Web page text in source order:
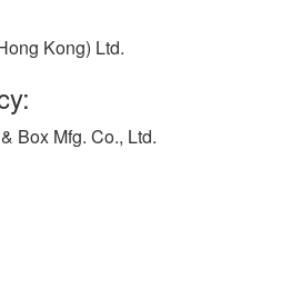
Kong) Ltd.
Box Mfg. Co., Ltd.